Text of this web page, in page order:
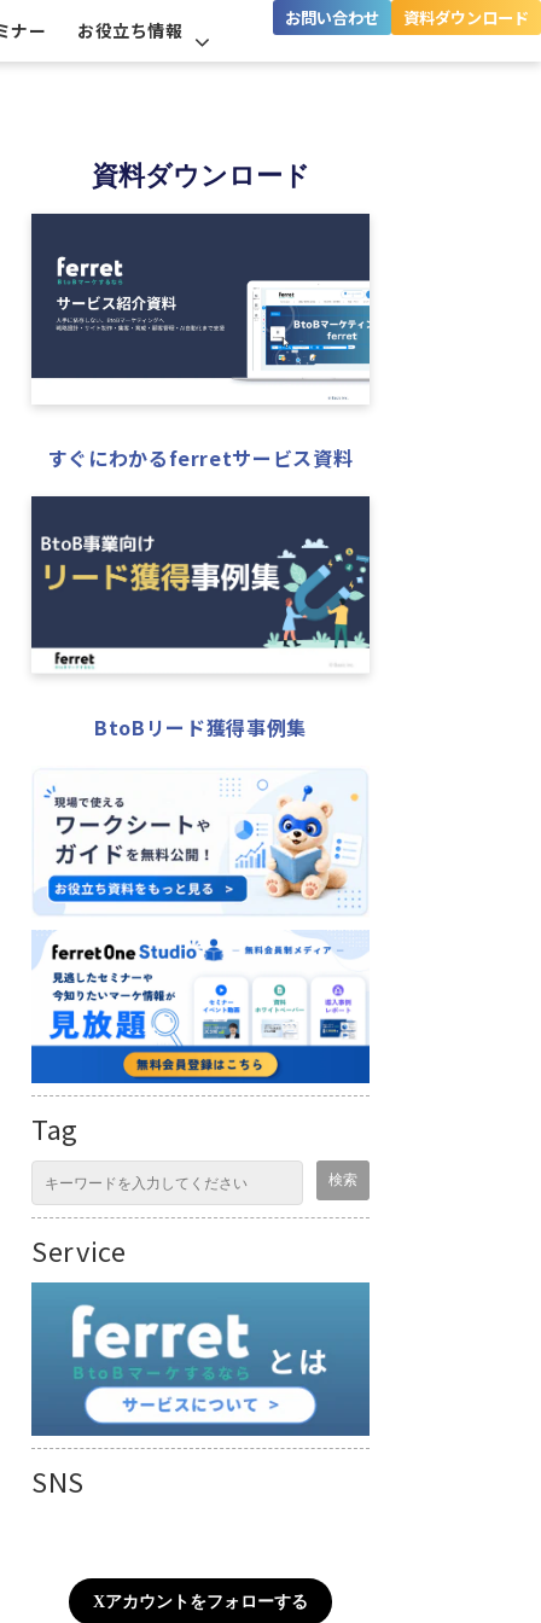
ナー お役立ち情報
お問い合わせ 資料ダウンロード
資料ダウンロード
すぐにわかるferretサービス資料
BtoBリード獲得事例集
Tag
Service
SNS
Xアカウントをフォローする